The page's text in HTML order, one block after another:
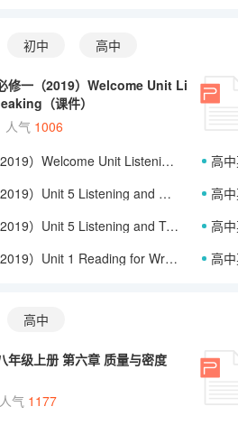
初中 高中
修一（2019）Welcome Unit Li
（课件）
人气 1006
Unit Listening and Speaking（课件）
高中
5 Listening and Speaking（课件）
高中英
5 Listening and Talking（课件）
高中
for Writing & Assessing Your Progress（课件）
高中
高中
年级上册 第六章 质量与密度
人气 1177